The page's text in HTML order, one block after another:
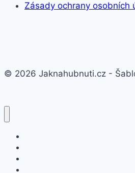
Zásady ochrany osobních
© 2026 Jaknahubnuti.cz -